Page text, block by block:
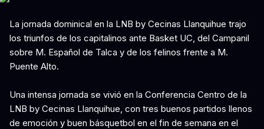
La jornada dominical en la LNB by Cecinas Llanquihue trajo
los triunfos de los capitalinos ante Basket UC, del Campanil
sobre M. Español de Talca y de los felinos frente a M.
Puente Alto.
Una intensa jornada se vivió en la Conferencia Centro de la
LNB by Cecinas Llanquihue, con tres buenos partidos llenos
de emoción y buen básquetbol en el fin de semana en el